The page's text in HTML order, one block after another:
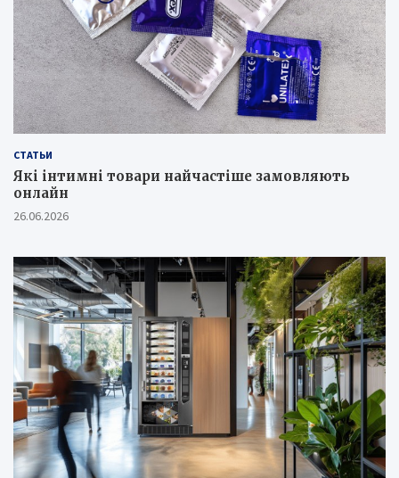
СТАТЬИ
Які інтимні товари найчастіше замовляють
онлайн
26.06.2026